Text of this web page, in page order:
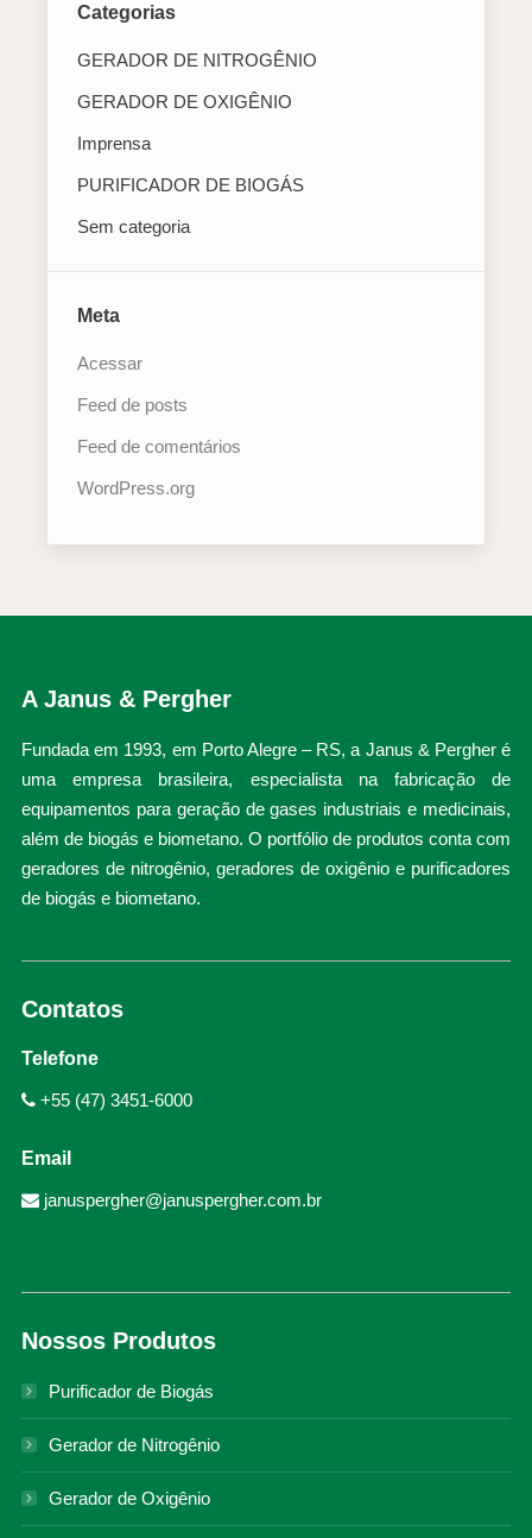
Categorias
GERADOR DE NITROGÊNIO
GERADOR DE OXIGÊNIO
Imprensa
PURIFICADOR DE BIOGÁS
Sem categoria
Meta
Acessar
Feed de posts
Feed de comentários
WordPress.org
A Janus & Pergher
Fundada em 1993, em Porto Alegre – RS, a Janus & Pergher é
uma empresa brasileira, especialista na fabricação de
equipamentos para geração de gases industriais e medicinais,
além de biogás e biometano. O portfólio de produtos conta com
geradores de nitrogênio, geradores de oxigênio e purificadores
de biogás e biometano.
Contatos
Telefone
+55 (47) 3451-6000
Email
januspergher@januspergher.com.br
Nossos Produtos
Purificador de Biogás
Gerador de Nitrogênio
Gerador de Oxigênio